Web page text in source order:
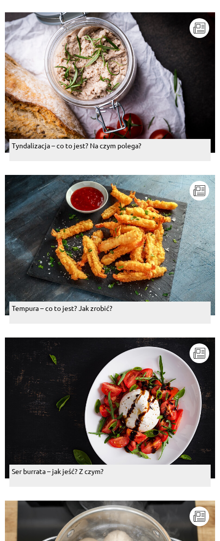
Tyndalizacja – co to jest? Na czym polega?
Tempura – co to jest? Jak zrobić?
Ser burrata – jak jeść? Z czym?